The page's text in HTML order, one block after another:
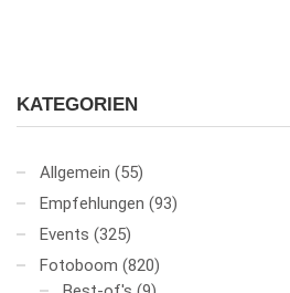
KATEGORIEN
Allgemein (55)
Empfehlungen (93)
Events (325)
Fotoboom (820)